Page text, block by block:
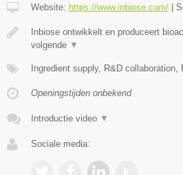
Website: https://www.inbiose.com/
Inbiose ontwikkelt en produceert
volgende ▼
Ingredient supply, R&D
Openingstijden onbekend
Introductie video ▼
Sociale media: